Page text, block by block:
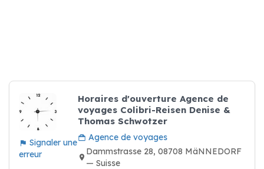
Signaler une
erreur
Horaires d'ouverture Agence de
voyages Colibri-Reisen Denise &
Thomas Schwotzer
Agence de voyages
Dammstrasse 28, 08708 MäNNEDORF
— Suisse